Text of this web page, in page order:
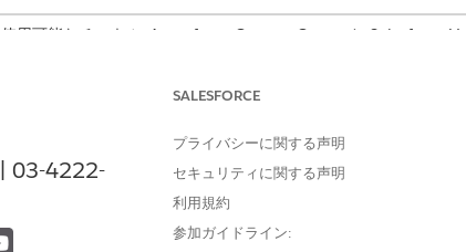
使用可能なチャネル: Agentforce Contact Center と Salesforce
[設定] から、[クイック検索] を使用して
リストからモデルを選択します。
ユニバーサル音声モデル
03-4222-
SALESFORCE
プライバシーに関する声明
セキュリティに関する声明
利用規約
参加ガイドライン: